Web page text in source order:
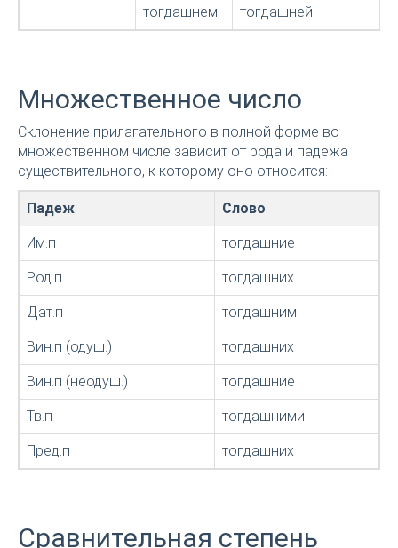
тогдашнем тогдашней
Множественное число
Склонение прилагательного в полной форме во
множественном числе зависит от рода и падежа
существительного, к которому оно относится:
Падеж Слово
Им.п тогдашние
Род.п тогдашних
Дат.п тогдашним
Вин.п (одуш.) тогдашних
Вин.п (неодуш.) тогдашние
Тв.п тогдашними
Пред.п тогдашних
Сравнительная степень